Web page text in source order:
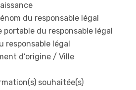
du responsable légal
portable du responsable légal
responsable légal
d’origine / Ville
souhaitée(s)